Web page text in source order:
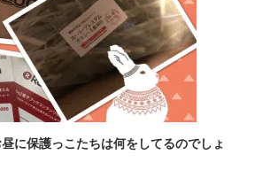
に保護っこたちは何をしてるのでしょ